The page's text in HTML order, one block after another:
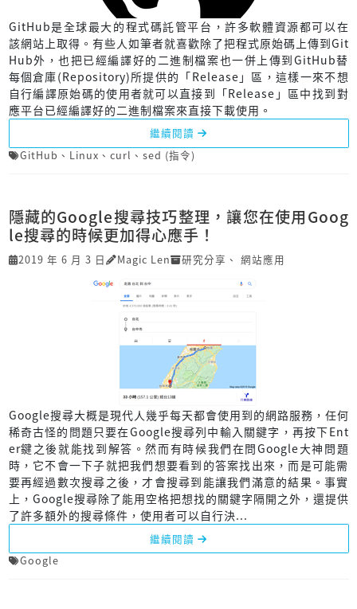
GitHub是全球最大的程式碼託管平台，許多軟體資源都可以在
該網站上取得。有些人如筆者就喜歡除了把程式原始碼上傳到Git
Hub外，也把已經編譯好的二進制檔案也一併上傳到GitHub替
每個倉庫(Repository)所提供的「Release」區，這樣一來不想
自行編譯原始碼的使用者就可以直接到「Release」區中找到對
應平台已經編譯好的二進制檔案來直接下載使用。
繼續閱讀
GitHub 、 Linux 、 curl 、 sed (指令)
隱藏的Google搜尋技巧整理，讓您在使用Goog
le搜尋的時候更加得心應手！
2019 年 6 月 3 日 Magic Len 研究分享 、 網站應用
Google搜尋大概是現代人幾乎每天都會使用到的網路服務，任何
稀奇古怪的問題只要在Google搜尋列中輸入關鍵字，再按下Ent
er鍵之後就能找到解答。然而有時候我們在問Google大神問題
時，它不會一下子就把我們想要看到的答案找出來，而是可能需
要再經過數次搜尋之後，才會搜尋到能讓我們滿意的結果。事實
上，Google搜尋除了能用空格把想找的關鍵字隔開之外，還提供
了許多額外的搜尋條件，使用者可以自行決...
繼續閱讀
Google